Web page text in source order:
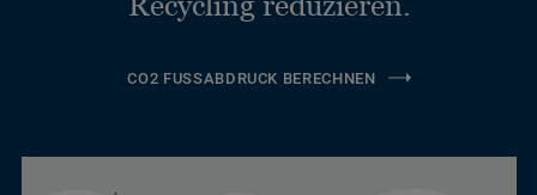
CO2 FUSSABDRUCK BERECHNEN